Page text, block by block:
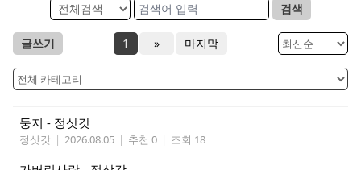
검색
글쓰기 1 » 마지막
둥지 - 정삿갓
정삿갓 | 2026.08.05 | 추천 0 | 조회 18